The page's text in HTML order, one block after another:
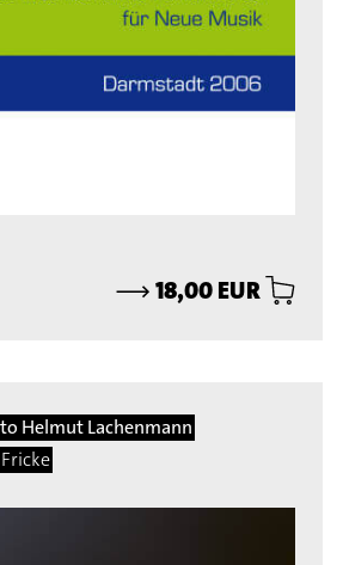
⟶18,00 EUR
Helmut Lachenmann